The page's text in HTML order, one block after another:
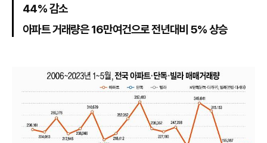
44% 감소
아파트 거래량은 16만여건으로 전년대비 5% 상승